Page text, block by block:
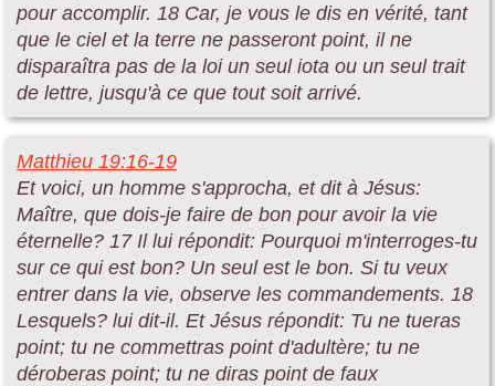
pour accomplir. 18 Car, je vous le dis en vérité, tant
que le ciel et la terre ne passeront point, il ne
disparaîtra pas de la loi un seul iota ou un seul trait
de lettre, jusqu'à ce que tout soit arrivé.
Matthieu 19:16-19
Et voici, un homme s'approcha, et dit à Jésus:
Maître, que dois-je faire de bon pour avoir la vie
éternelle? 17 Il lui répondit: Pourquoi m'interroges-tu
sur ce qui est bon? Un seul est le bon. Si tu veux
entrer dans la vie, observe les commandements. 18
Lesquels? lui dit-il. Et Jésus répondit: Tu ne tueras
point; tu ne commettras point d'adultère; tu ne
déroberas point; tu ne diras point de faux